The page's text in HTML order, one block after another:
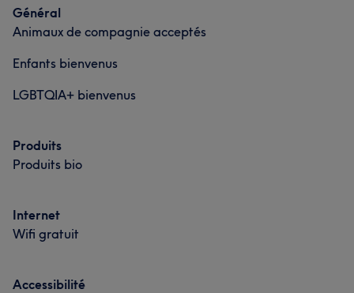
L'avis de nos clients sur Coiffeur
6
Général
Animaux de compagnie acceptés
Enfants bienvenus
LGBTQIA+ bienvenus
Produits
Produits bio
Internet
Wifi gratuit
Accessibilité